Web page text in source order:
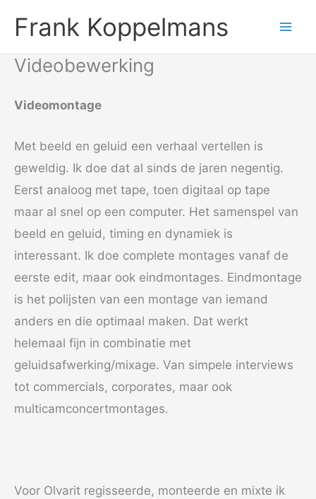
naar
de
inhoud
Frank Koppelmans
Videobewerking
Videomontage
Met beeld en geluid een verhaal vertellen is
geweldig. Ik doe dat al sinds de jaren negentig.
Eerst analoog met tape, toen digitaal op tape
maar al snel op een computer. Het samenspel van
beeld en geluid, timing en dynamiek is
interessant. Ik doe complete montages vanaf de
eerste edit, maar ook eindmontages. Eindmontage
is het polijsten van een montage van iemand
anders en die optimaal maken. Dat werkt
helemaal fijn in combinatie met
geluidsafwerking/mixage. Van simpele interviews
tot commercials, corporates, maar ook
multicamconcertmontages.
Voor Olvarit regisseerde, monteerde en mixte ik